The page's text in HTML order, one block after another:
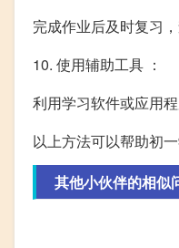
完成作业后及时复习
10. 使用辅助工具 ：
利用学习软件或应用
以上方法可以帮助初
其他小伙伴的相似